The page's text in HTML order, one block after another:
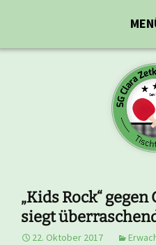
„Kids Rock“
siegt
22. Oktober 2017